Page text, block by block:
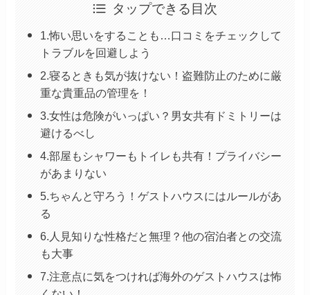
タップできる目次
1.怖い思いをすることも…口コミをチェックして
トラブルを回避しよう
2.寝るときも気が抜けない！盗難防止のために厳
重な貴重品の管理を！
3.女性は危険がいっぱい？男女共有ドミトリーは
避けるべし
4.部屋もシャワーもトイレも共有！プライバシー
があまりない
5.ちゃんと守ろう！ゲストハウスにはルールがあ
る
6.人見知りな性格だと無理？他の宿泊者との交流
も大事
7.注意点に気をつければ海外のゲストハウスは怖